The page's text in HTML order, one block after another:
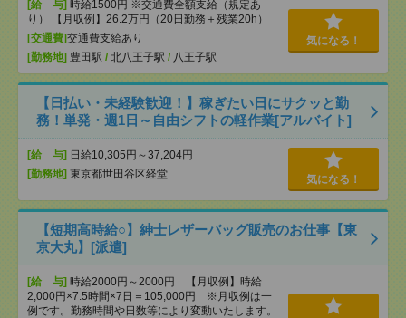
[給 与] 時給1500円 ※交通費全額支給（規定あ
り） 【月収例】26.2万円（20日勤務＋残業20h）
[交通費]交通費支給あり
[勤務地] 豊田駅 / 北八王子駅 / 八王子駅
気になる！
【日払い・未経験歓迎！】稼ぎたい日にサクッと勤
務！単発・週1日～自由シフトの軽作業[アルバイト]
[給 与] 日給10,305円～37,204円
[勤務地] 東京都世田谷区経堂 気になる！
【短期高時給○】紳士レザーバッグ販売のお仕事【東
京大丸】[派遣]
[給 与] 時給2000円～2000円 【月収例】時給
2,000円×7.5時間×7日＝105,000円 ※月収例は一
例です。勤務時間や日数等により変動いたします。